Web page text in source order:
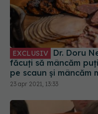
EXCLUSIV
făcuți să mâncăm
pe scaun și mâncăm
23 apr 2021, 13:33